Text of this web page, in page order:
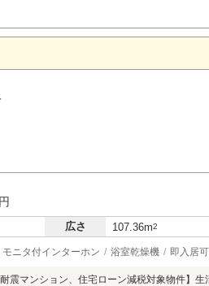
広さ 107.36m2
モニタ付インターホン 浴室乾燥機 即入居可
耐震マンション、住宅ローン減税対象物件】